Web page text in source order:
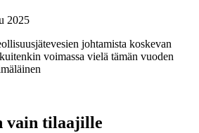
johtamista koskevan
voimassa vielä tämän vuoden
vain tilaajille